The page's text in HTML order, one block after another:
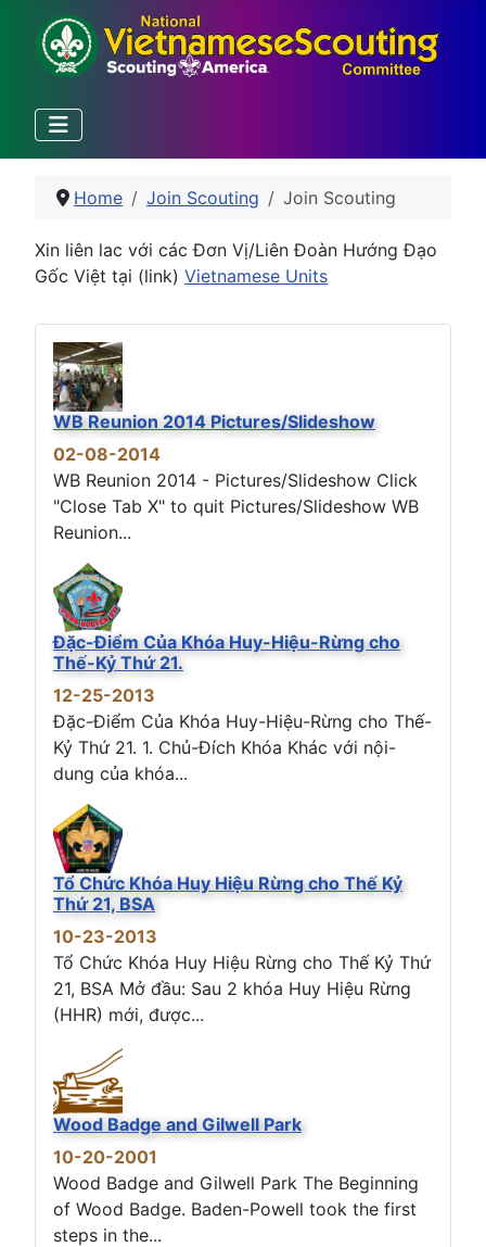
Home Join Scouting Join Scouting
Xin liên lac với các Đơn Vị/Liên Đoàn Hướng Đạo
Gốc Việt tại (link) Vietnamese Units
WB Reunion 2014 Pictures/Slideshow
02-08-2014
WB Reunion 2014 - Pictures/Slideshow Click
"Close Tab X" to quit Pictures/Slideshow WB
Reunion...
Đặc-Điểm Của Khóa Huy-Hiệu-Rừng cho
Thế-Kỷ Thứ 21.
12-25-2013
Đặc-Điểm Của Khóa Huy-Hiệu-Rừng cho Thế-
Kỷ Thứ 21. 1. Chủ-Đích Khóa Khác với nội-
dung của khóa...
Tổ Chức Khóa Huy Hiệu Rừng cho Thế Kỷ
Thứ 21, BSA
10-23-2013
Tổ Chức Khóa Huy Hiệu Rừng cho Thế Kỷ Thứ
21, BSA Mở đầu: Sau 2 khóa Huy Hiệu Rừng
(HHR) mới, được...
Wood Badge and Gilwell Park
10-20-2001
Wood Badge and Gilwell Park The Beginning
of Wood Badge. Baden-Powell took the first
steps in the...